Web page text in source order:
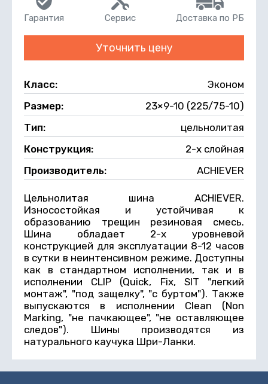
Гарантия Сервис Доставка по РБ
Уточнить цену
Класс:
Эконом
Размер:
23×9-10 (225/75-10)
Тип:
цельнолитая
Конструкция:
2-х слойная
Производитель:
ACHIEVER
Цельнолитая шина ACHIEVER.
Износостойкая и устойчивая к
образованию трещин резиновая смесь.
Шина обладает 2-х уровневой
конструкцией для эксплуатации 8-12 часов
в сутки в неинтенсивном режиме. Доступны
как в стандартном исполнении, так и в
исполнении CLIP (Quick, Fix, SIT "легкий
монтаж", "под защелку", "с буртом"). Также
выпускаются в исполнении Clean (Non
Marking, "не пачкающее", "не оставляющее
следов"). Шины производятся из
натурального каучука Шри-Ланки.